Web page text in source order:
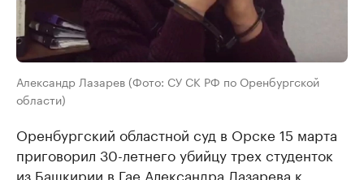
Александр Лазарев (Фото: СУ СК РФ по Оренбургской
области)
Оренбургский областной суд в Орске 15 марта
приговорил 30-летнего убийцу трех студенток
из Башкирии в Гае Александра Лазарева к